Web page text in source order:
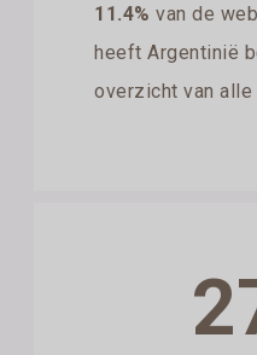
11.4% van de
heeft Argentinië
overzicht van alle